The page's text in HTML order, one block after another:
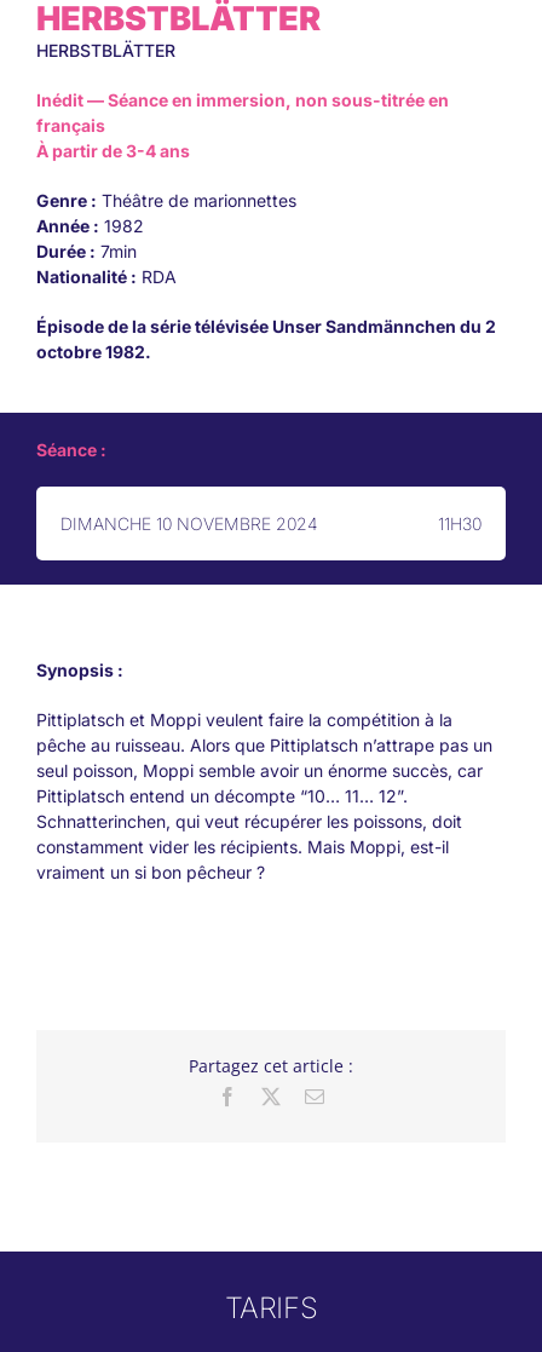
HERBSTBLÄTTER
HERBSTBLÄTTER
Inédit — Séance en immersion, non sous-titrée en
français
À partir de 3-4 ans
Genre : Théâtre de marionnettes
Année : 1982
Durée : 7min
Nationalité : RDA
Épisode de la série télévisée Unser Sandmännchen du 2
octobre 1982.
Séance :
DIMANCHE 10 NOVEMBRE 2024 11H30
Synopsis :
Pittiplatsch et Moppi veulent faire la compétition à la
pêche au ruisseau. Alors que Pittiplatsch n’attrape pas un
seul poisson, Moppi semble avoir un énorme succès, car
Pittiplatsch entend un décompte “10… 11… 12”.
Schnatterinchen, qui veut récupérer les poissons, doit
constamment vider les récipients. Mais Moppi, est-il
vraiment un si bon pêcheur ?
Partagez cet article :
Facebook Email
TARIFS